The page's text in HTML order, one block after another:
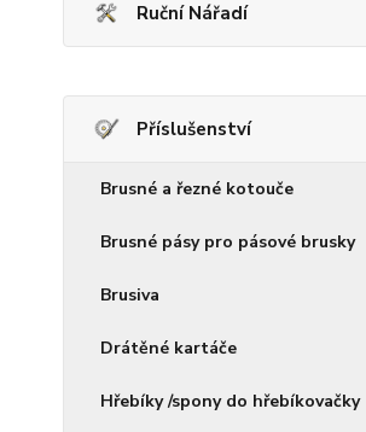
Ruční Nářadí
Příslušenství
Brusné a řezné kotouče
Brusné pásy pro pásové brusky
Brusiva
Drátěné kartáče
Hřebíky /spony do hřebíkovačky